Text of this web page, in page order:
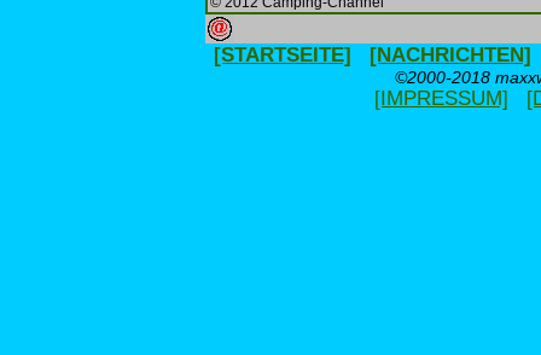
[STARTSEITE] [NACHRICHTEN]
©2000-2018
[IMPRESSUM]